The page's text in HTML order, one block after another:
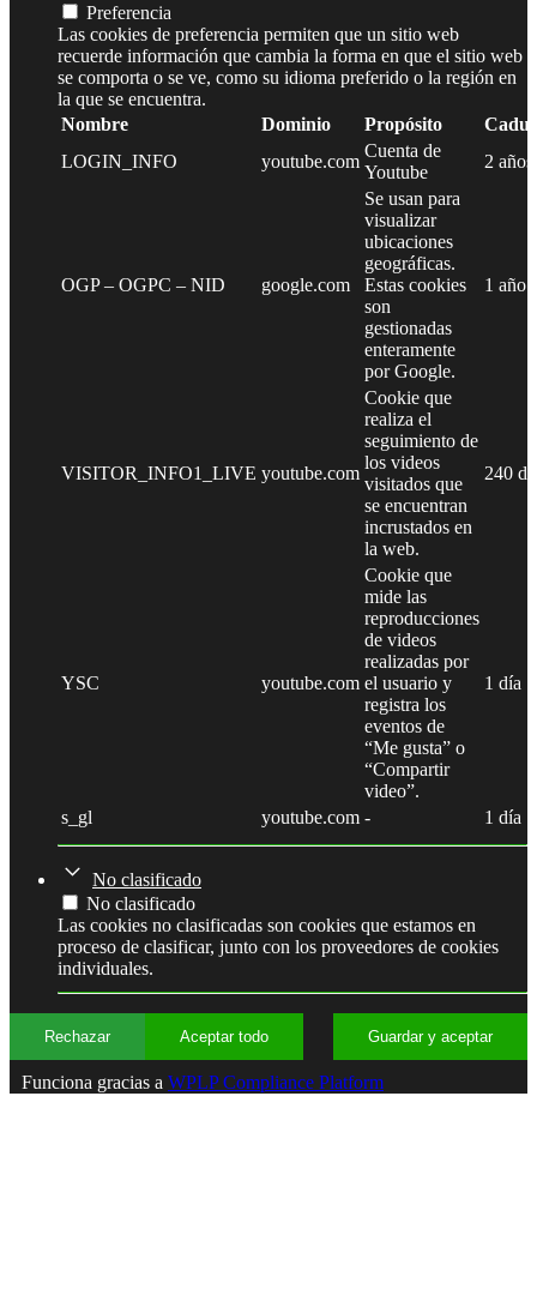
Preferencia
Las cookies de preferencia permiten que un sitio web
recuerde información que cambia la forma en que el sitio web
se comporta o se ve, como su idioma preferido o la región en
la que se encuentra.
Nombre
Dominio Propósito
LOGIN_INFO
youtube.com
Cuenta de
Youtube
2 años
OGP – OGPC – NID google.com
Se usan para
visualizar
ubicaciones
geográficas.
Estas cookies
son
gestionadas
enteramente
por Google.
1 año
VISITOR_INFO1_LIVE youtube.com
Cookie que
realiza el
seguimiento de
los videos
visitados que
se encuentran
incrustados en
la web.
240
YSC youtube.com
Cookie que
mide las
reproducciones
de videos
realizadas por
el usuario y
registra los
eventos de
“Me gusta” o
“Compartir
video”.
1 día
s_gl youtube.com - 1 día
No clasificado
No clasificado
Las cookies no clasificadas son cookies que estamos en
proceso de clasificar, junto con los proveedores de cookies
individuales.
Rechazar Aceptar todo Guardar y aceptar
Funciona gracias a WPLP Compliance Platform